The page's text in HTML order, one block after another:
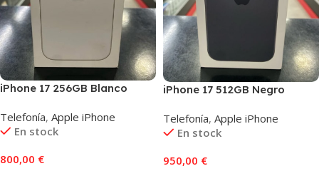
iPhone 17 256GB Blanco
Telefonía, Apple iPhone
En stock
800,00 €
iPhone 17 512GB Negro
Telefonía, Apple iPhone
En stock
950,00 €